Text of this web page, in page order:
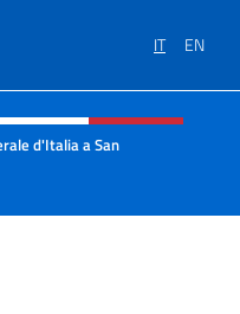
IT EN
e menù
d'Italia a San